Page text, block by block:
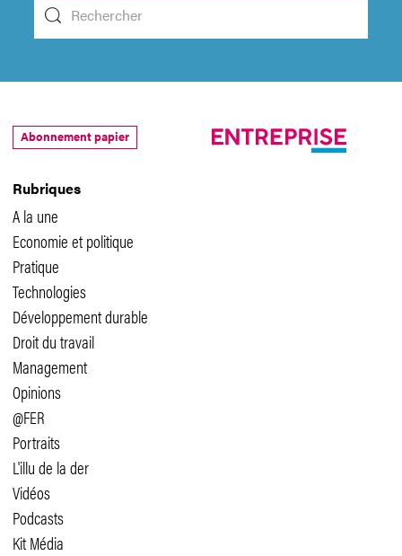
Rubriques
A la une
Economie et politique
Pratique
Technologies
Développement durable
Droit du travail
Management
Opinions
@FER
Portraits
L'illu de la der
Vidéos
Podcasts
Kit Média
Abonnement papier